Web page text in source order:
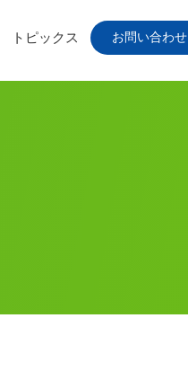
トピックス お問い合わせ